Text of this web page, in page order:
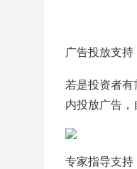
广告投放支持
若是投资者
内投放广告，
专家指导支持